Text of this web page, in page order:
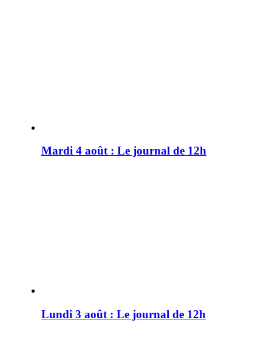
Mardi 4 août : Le journal de 12h
Lundi 3 août : Le journal de 12h